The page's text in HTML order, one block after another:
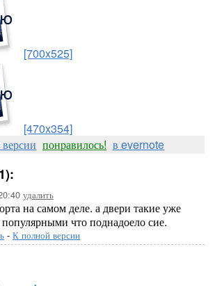
[700x525]
[470x354]
понравилось! в evernote
удалить
на самом деле. а двери такие уже
популярными что поднадоело сие.
- К полной версии